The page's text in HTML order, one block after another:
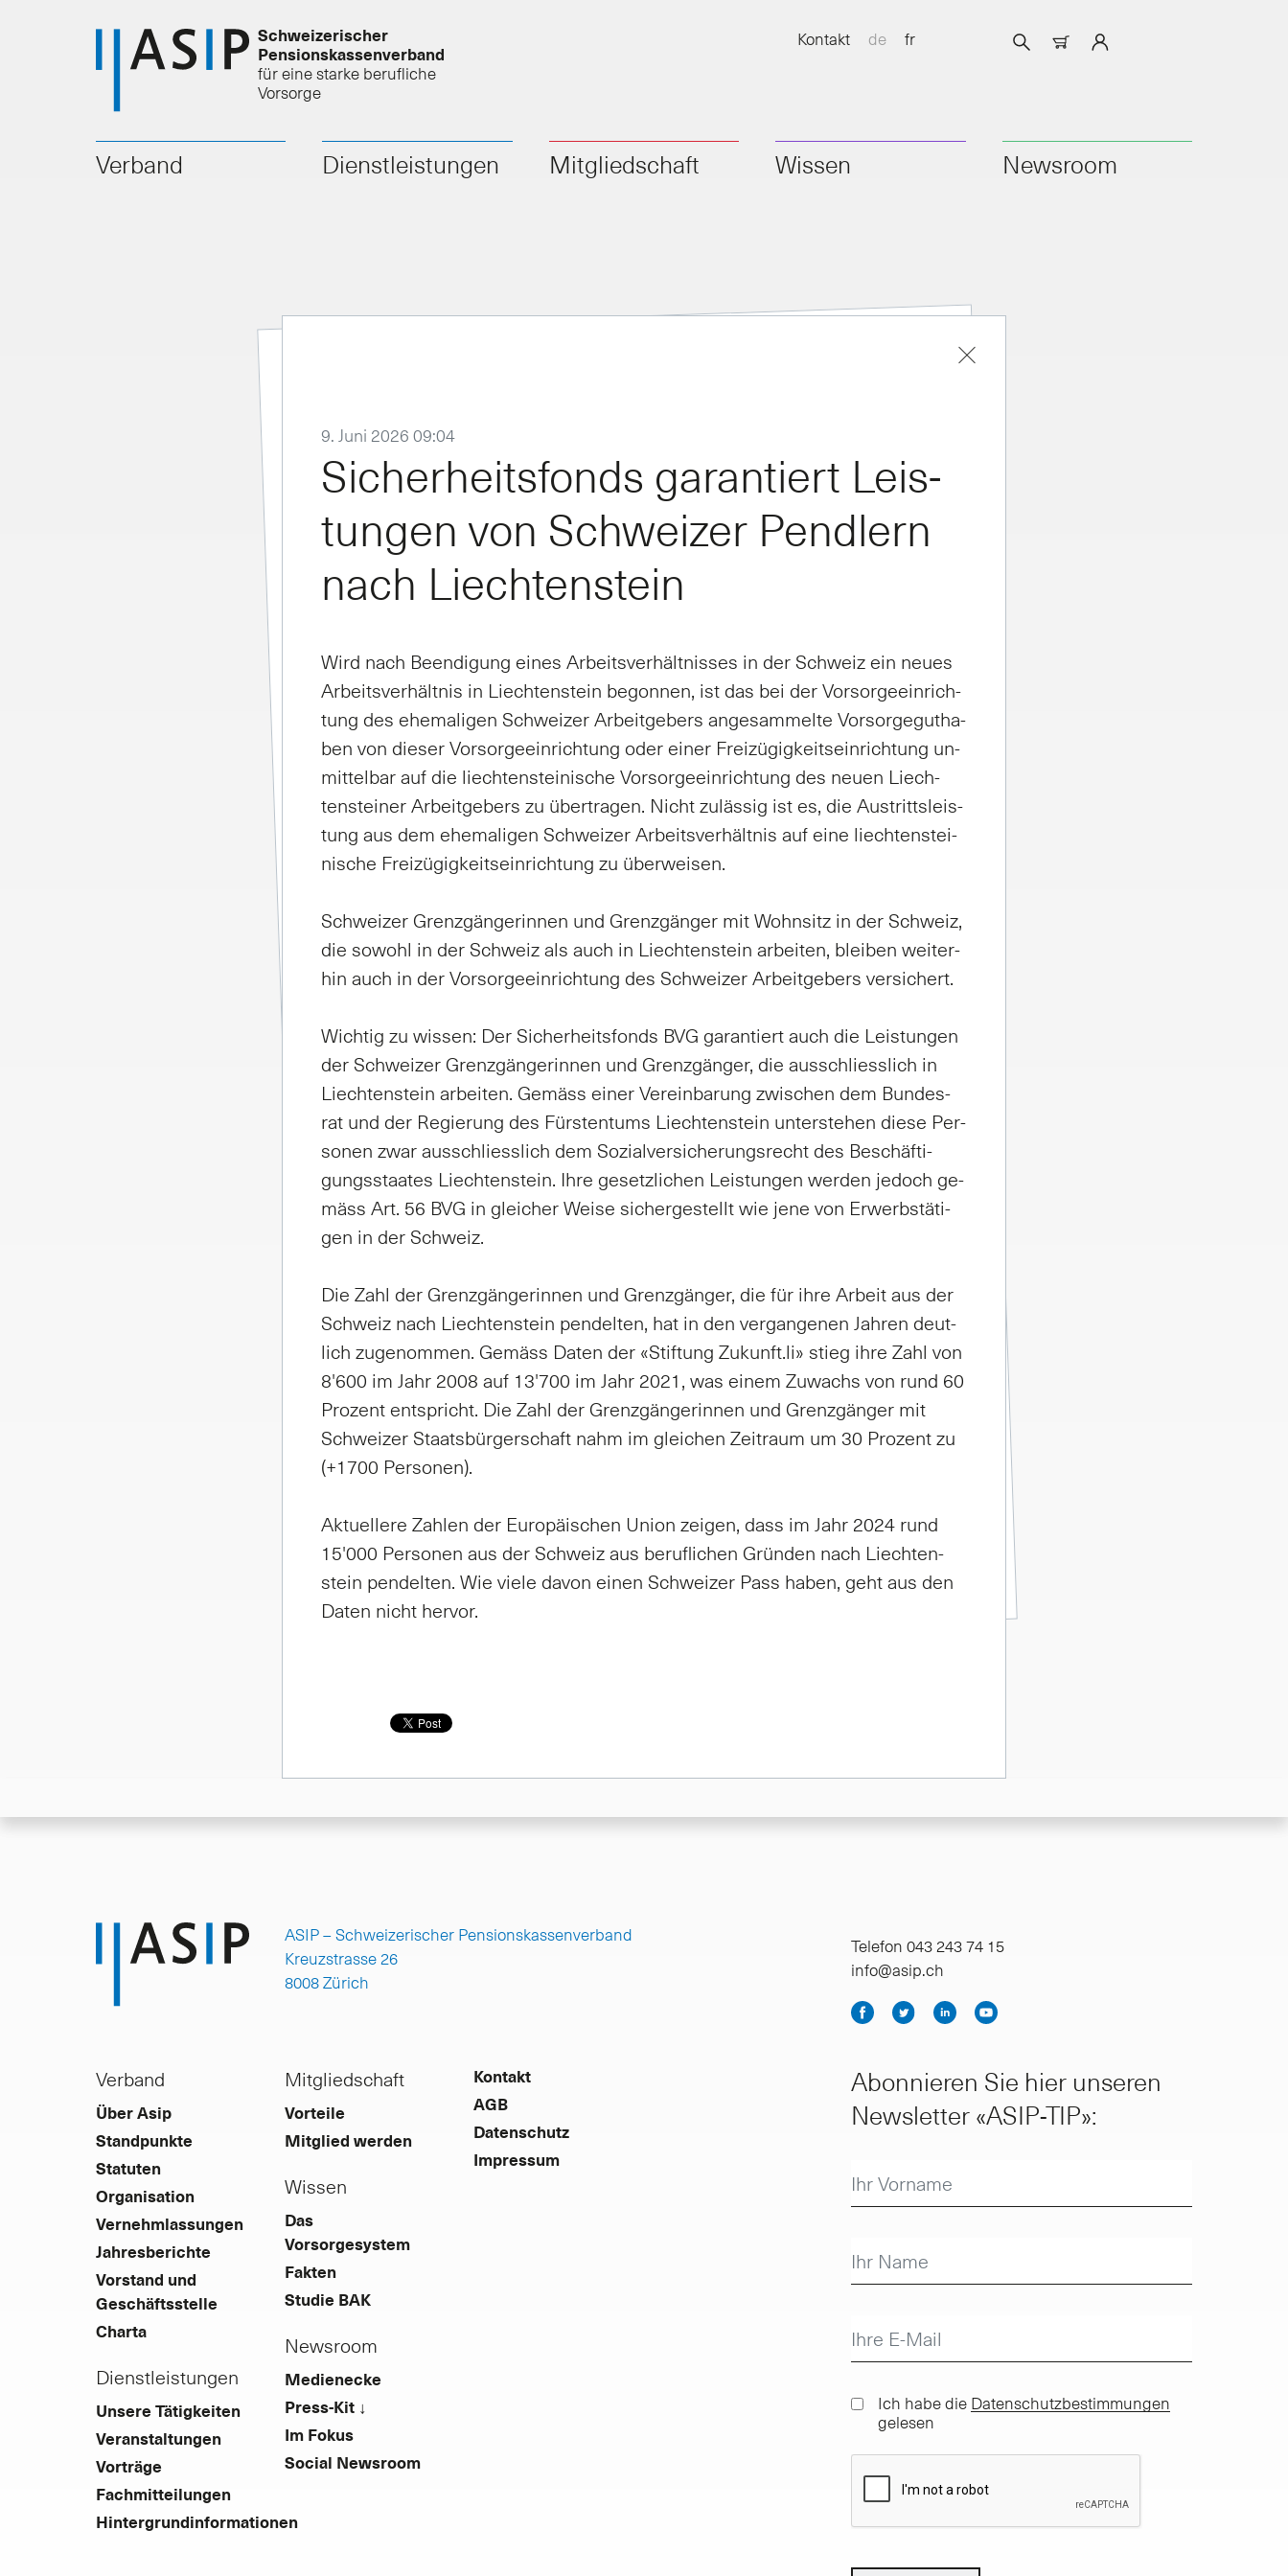
Schweizerischer
Pensionskassenverband
für eine starke berufliche
Vorsorge
Kontakt de fr
Verband Dienstleistungen Mitgliedschaft Wissen Newsroom
9. Juni 2026 09:04
Si­cher­heits­fonds ga­ran­tiert Leis­
tun­gen von Schwei­zer Pend­lern
nach Liech­ten­stein
Wird nach Be­en­di­gung ei­nes Ar­beits­ver­hält­nis­ses in der Schweiz ein neu­es
Ar­beits­ver­hält­nis in Liech­ten­stein be­gon­nen, ist das bei der Vor­sor­ge­ein­rich­
tung des ehe­ma­li­gen Schwei­zer Ar­beit­ge­bers an­ge­sam­mel­te Vor­sor­ge­gut­ha­
ben von die­ser Vor­sor­ge­ein­rich­tung oder ei­ner Frei­zü­gig­keitsein­rich­tung un­
mit­tel­bar auf die liech­ten­stei­ni­sche Vor­sor­ge­ein­rich­tung des neu­en Liech­
ten­stei­ner Ar­beit­ge­bers zu über­tra­gen. Nicht zu­läs­sig ist es, die Aus­tritts­leis­
tung aus dem ehe­ma­li­gen Schwei­zer Ar­beits­ver­hält­nis auf ei­ne liech­ten­stei­
ni­sche Frei­zü­gig­keitsein­rich­tung zu über­wei­sen.
Schwei­zer Grenz­gän­ge­rin­nen und Grenz­gän­ger mit Wohn­sitz in der Schweiz,
die so­wohl in der Schweiz als auch in Liech­ten­stein ar­bei­ten, blei­ben wei­ter­
hin auch in der Vor­sor­ge­ein­rich­tung des Schwei­zer Ar­beit­ge­bers ver­si­chert.
Wich­tig zu wis­sen: Der Si­cher­heits­fonds BVG ga­ran­tiert auch die Leis­tun­gen
der Schwei­zer Grenz­gän­ge­rin­nen und Grenz­gän­ger, die aus­sch­liess­lich in
Liech­ten­stein ar­bei­ten. Ge­mä­ss ei­ner Ver­ein­ba­rung zwi­schen dem Bun­des­
rat und der Re­gie­rung des Fürs­ten­tums Liech­ten­stein un­ter­ste­hen die­se Per­
so­nen zwar aus­sch­liess­lich dem So­zi­al­ver­si­che­rungs­recht des Be­schäf­ti­
gungs­staa­tes Liech­ten­stein. Ih­re ge­setz­li­chen Leis­tun­gen wer­den je­doch ge­
mä­ss Art. 56 BVG in glei­cher Wei­se si­cher­ge­stellt wie je­ne von Er­werbs­tä­ti­
gen in der Schweiz.
Die Zahl der Grenz­gän­ge­rin­nen und Grenz­gän­ger, die für ih­re Ar­beit aus der
Schweiz nach Liech­ten­stein pen­del­ten, hat in den ver­gan­ge­nen Jah­ren deut­
lich zu­ge­nom­men. Ge­mä­ss Da­ten der «Stif­tung Zu­kunft.li» stieg ih­re Zahl von
8'600 im Jahr 2008 auf 13'700 im Jahr 2021, was ei­nem Zu­wachs von rund 60
Pro­zent ent­spricht. Die Zahl der Grenz­gän­ge­rin­nen und Grenz­gän­ger mit
Schwei­zer Staats­bür­ger­schaft nahm im glei­chen Zeit­raum um 30 Pro­zent zu
(+1700 Per­so­nen).
Ak­tu­el­le­re Zah­len der Eu­ro­päi­schen Uni­on zei­gen, dass im Jahr 2024 rund
15'000 Per­so­nen aus der Schweiz aus be­ruf­li­chen Grün­den nach Liech­ten­
stein pen­del­ten. Wie vie­le da­von einen Schwei­zer Pass ha­ben, geht aus den
Da­ten nicht her­vor.
ASIP – Schweizerischer Pensionskassenverband
Kreuzstrasse 26
8008 Zürich
Telefon 043 243 74 15
info@asip.ch
Verband
Über Asip
Standpunkte
Statuten
Organisation
Vernehmlassungen
Jahresberichte
Vorstand und
Geschäftsstelle
Charta
Dienstleistungen
Unsere Tätigkeiten
Veranstaltungen
Vorträge
Fachmitteilungen
Hintergrundinformationen
Mitgliedschaft
Vorteile
Mitglied werden
Wissen
Das
Vorsorgesystem
Fakten
Studie BAK
Newsroom
Medienecke
Press-Kit ↓
Im Fokus
Social Newsroom
Kontakt
AGB
Datenschutz
Impressum
Abonnieren Sie hier unseren
Newsletter «ASIP-TIP»:
Ich habe dieDatenschutzbestimmungen
gelesen